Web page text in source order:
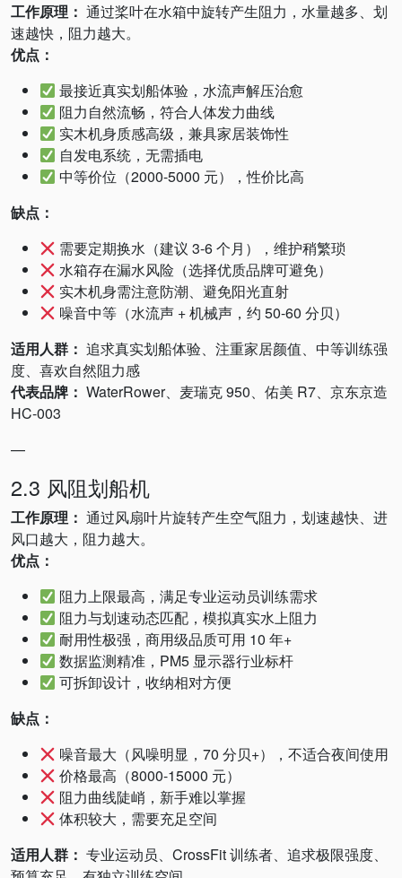
工作原理： 通过桨叶在水箱中旋转产生阻力，水量越多、划
速越快，阻力越大。
优点：
最接近真实划船体验，水流声解压治愈
阻力自然流畅，符合人体发力曲线
实木机身质感高级，兼具家居装饰性
自发电系统，无需插电
中等价位（2000-5000 元），性价比高
缺点：
需要定期换水（建议 3-6 个月），维护稍繁琐
水箱存在漏水风险（选择优质品牌可避免）
实木机身需注意防潮、避免阳光直射
噪音中等（水流声 + 机械声，约 50-60 分贝）
适用人群： 追求真实划船体验、注重家居颜值、中等训练强
度、喜欢自然阻力感
代表品牌： WaterRower、麦瑞克 950、佑美 R7、京东京造
HC-003
—
2.3 风阻划船机
工作原理： 通过风扇叶片旋转产生空气阻力，划速越快、进
风口越大，阻力越大。
优点：
阻力上限最高，满足专业运动员训练需求
阻力与划速动态匹配，模拟真实水上阻力
耐用性极强，商用级品质可用 10 年+
数据监测精准，PM5 显示器行业标杆
可拆卸设计，收纳相对方便
缺点：
噪音最大（风噪明显，70 分贝+），不适合夜间使用
价格最高（8000-15000 元）
阻力曲线陡峭，新手难以掌握
体积较大，需要充足空间
适用人群： 专业运动员、CrossFit 训练者、追求极限强度、